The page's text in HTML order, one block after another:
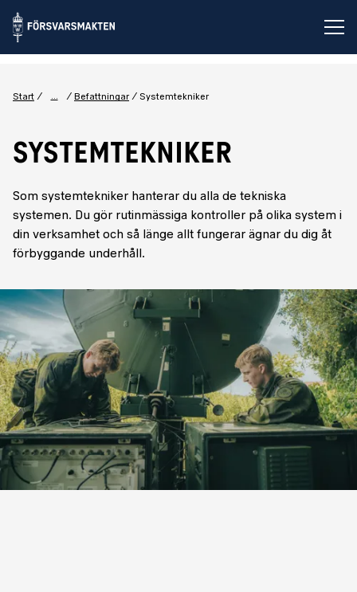
Start ... Befattningar Systemtekniker
SYSTEMTEKNIKER
Som systemtekniker hanterar du alla de tekniska
systemen. Du gör rutinmässiga kontroller på olika system i
din verksamhet och så länge allt fungerar ägnar du dig åt
förbyggande underhåll.